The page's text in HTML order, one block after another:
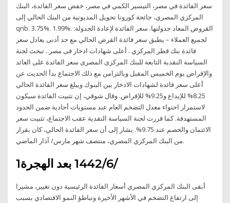
سعر الفائدة في مصر، التيسير الكمي في مصر، خفض سعر الفائدة، البنك
المركزي المصري، جائحة كورونا تحويل المديونية من البنك الحالي إلى
qnb. 3.75%. 1.99%. القروض المعاد جدولتها. سعر الفائدة لإعادة الجدولة:
لجميع العملاء – يطبق سعر فائدة القرض الحالي مع حد أدنى يعادل سعر
فائدة بنك قطر المركزي . أعلى شهادات ادخار فى مصر.. تبحث لجنة
السياسة النقدية التابعة للبنك المركزى المصرى سعر الفائدة على العائد
والإقراض يوم الخميس المقبل وبالتزامن مع ذلك الاجتماع بدأ الحديث عن
أعلى سعر فائدة لشهادات الادخار بين البنوك ويبلغ سعر الفائدة الحالي
8.25% للإيداع و9.25% للإقراض. وقال شوقي، إن تثبيت الفائدة سيكون
لاستمرار احتواء معدل التضخم العام عند مستويات أحادية ضمن الحدود
المستهدفة. كما قررت لجنة السياسة النقدية عقب الاجتماع، تثبيت سعر
الائتمان والخصم عند 9.75%. يشار إلى أن سعر الفائدة الحالي، كان بقرار
من البنك المركزي المصري، منتصف شهر مارس/ آذار الماضي.
1‏‏/6‏‏/1442 بعد الهجرة
أبقى البنك المركزي المصري أسعار الفائدة الرئيسية دون تغيير، مشيرا
إلى ارتفاع التضخم في الأشهر الأخيرة وتباطؤ النمو الاقتصادي بسبب